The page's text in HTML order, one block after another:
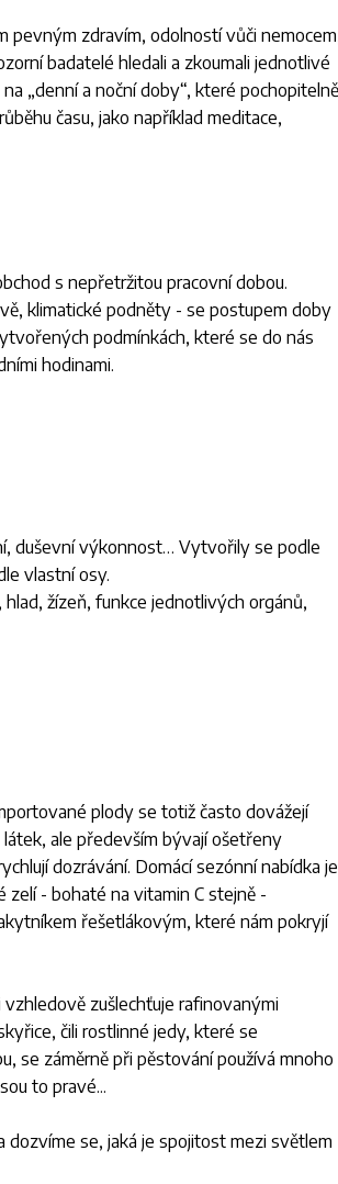
pevným zdravím, odolností vůči
badatelé hledali a zkoumali jednotlivé
„denní a noční doby“, které pochopitelně
času, jako například meditace,
s nepřetržitou pracovní dobou.
klimatické podněty - se postupem doby
podmínkách, které se do nás
hodinami.
duševní výkonnost… Vytvořily se podle
vlastní osy.
žízeň, funkce jednotlivých orgánů,
plody se totiž často dovážejí
ale především bývají ošetřeny
dozrávání. Domácí sezónní nabídka je
zelí - bohaté na vitamin C stejně -
řešetlákovým, které nám pokryjí
zušlechťuje rafinovanými
čili rostlinné jedy, které se
se záměrně při pěstování používá mnoho
to pravé...
se, jaká je spojitost mezi světlem